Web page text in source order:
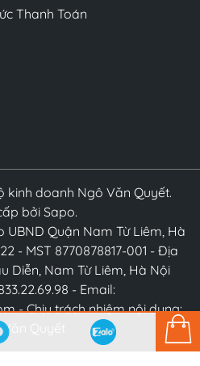
Thanh Toán
kinh doanh Ngô Văn Quyết.
bởi Sapo.
Quận Nam Từ Liêm, Hà
- MST 8770878817-001 - Địa
Diễn, Nam Từ Liêm, Hà Nội
- Email:
- Chịu trách nhiệm nội dung:
Văn Quyết